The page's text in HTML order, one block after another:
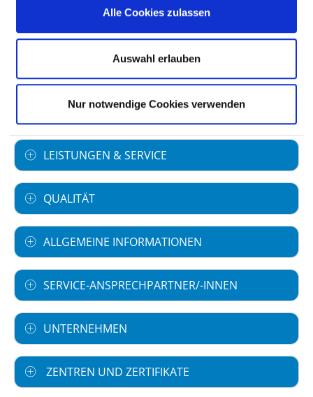
Alle Cookies zulassen
Auswahl erlauben
Nur notwendige Cookies verwenden
Art des Trägers: öffentlich
Universitätsklinikum
FACHABTEILUNGEN
LEISTUNGEN & SERVICE
QUALITÄT
ALLGEMEINE INFORMATIONEN
SERVICE-ANSPRECHPARTNER/-INNEN
UNTERNEHMEN
ZENTREN UND ZERTIFIKATE